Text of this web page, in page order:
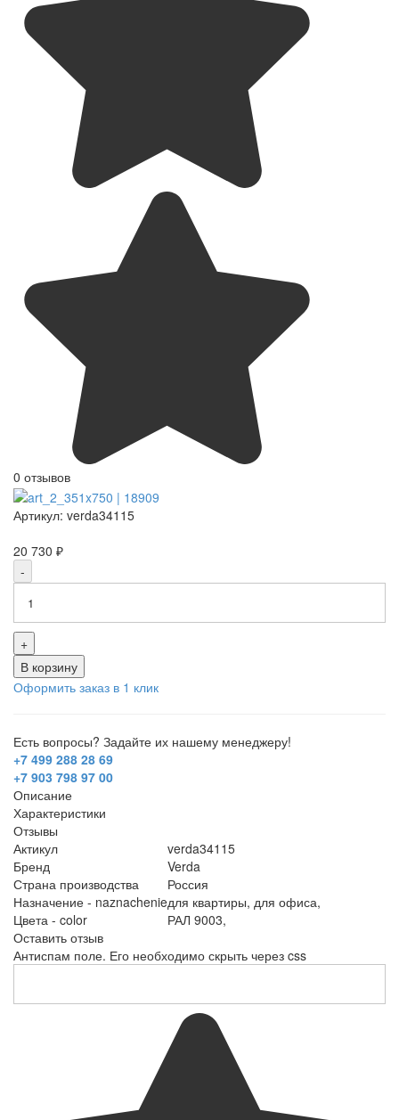
0 отзывов
Артикул: verda34115
20 730 ₽
-
+
В корзину
Оформить заказ в 1 клик
Есть вопросы? Задайте их нашему менеджеру!
+7 499 288 28 69
+7 903 798 97 00
Описание
Характеристики
Отзывы
Актикул
verda34115
Бренд
Verda
Страна производства
Россия
Назначение - naznachenieдля квартиры, для офиса,
Цвета - color
РАЛ 9003,
Оставить отзыв
Антиспам поле. Его необходимо скрыть через css